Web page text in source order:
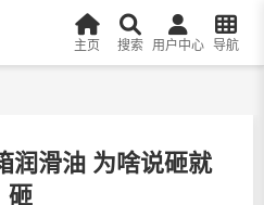
主页 搜索 用户中心 导航
润滑油 为啥说砸就
砸